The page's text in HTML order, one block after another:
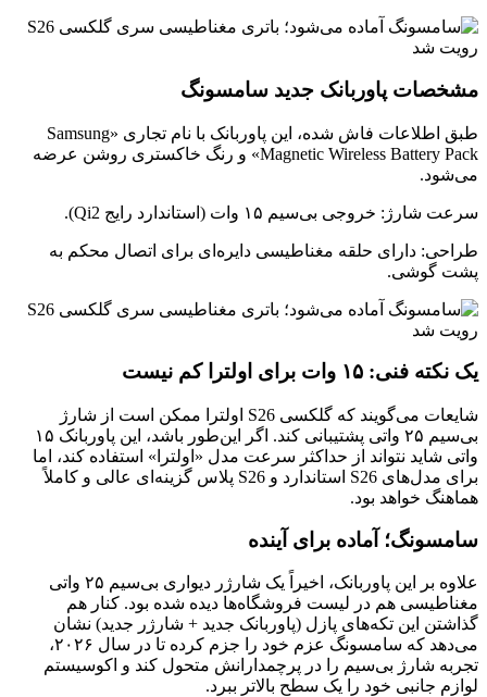
مشخصات پاوربانک جدید سامسونگ
طبق اطلاعات فاش شده، این پاوربانک با نام تجاری «Samsung
Magnetic Wireless Battery Pack» و رنگ خاکستری روشن عرضه
می‌شود.
سرعت شارژ: خروجی بی‌سیم ۱۵ وات (استاندارد رایج Qi2).
طراحی: دارای حلقه مغناطیسی دایره‌ای برای اتصال محکم به
پشت گوشی.
یک نکته فنی: ۱۵ وات برای اولترا کم نیست
شایعات می‌گویند که گلکسی S26 اولترا ممکن است از شارژ
بی‌سیم ۲۵ واتی پشتیبانی کند. اگر این‌طور باشد، این پاوربانک ۱۵
واتی شاید نتواند از حداکثر سرعت مدل «اولترا» استفاده کند، اما
برای مدل‌های S26 استاندارد و S26 پلاس گزینه‌ای عالی و کاملاً
هماهنگ خواهد بود.
سامسونگ؛ آماده برای آینده
علاوه بر این پاوربانک، اخیراً یک شارژر دیواری بی‌سیم ۲۵ واتی
مغناطیسی هم در لیست فروشگاه‌ها دیده شده بود. کنار هم
گذاشتن این تکه‌های پازل (پاوربانک جدید + شارژر جدید) نشان
می‌دهد که سامسونگ عزم خود را جزم کرده تا در سال ۲۰۲۶،
تجربه شارژ بی‌سیم را در پرچمدارانش متحول کند و اکوسیستم
لوازم جانبی خود را یک سطح بالاتر ببرد.